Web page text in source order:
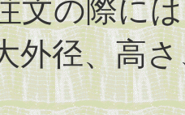
文の際に
外径、高